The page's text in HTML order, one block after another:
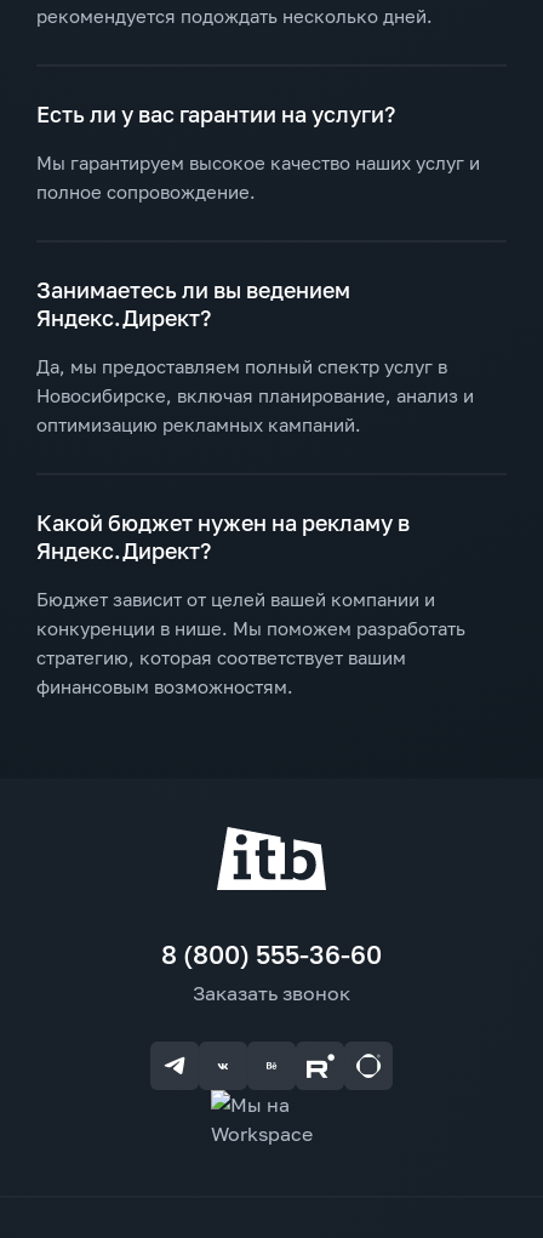
рекомендуется подождать несколько дней.
Есть ли у вас гарантии на услуги?
Мы гарантируем высокое качество наших услуг и
полное сопровождение.
Занимаетесь ли вы ведением
Яндекс.Директ?
Да, мы предоставляем полный спектр услуг в
Новосибирске, включая планирование, анализ и
оптимизацию рекламных кампаний.
Какой бюджет нужен на рекламу в
Яндекс.Директ?
Бюджет зависит от целей вашей компании и
конкуренции в нише. Мы поможем разработать
стратегию, которая соответствует вашим
финансовым возможностям.
8 (800) 555-36-60
Заказать звонок